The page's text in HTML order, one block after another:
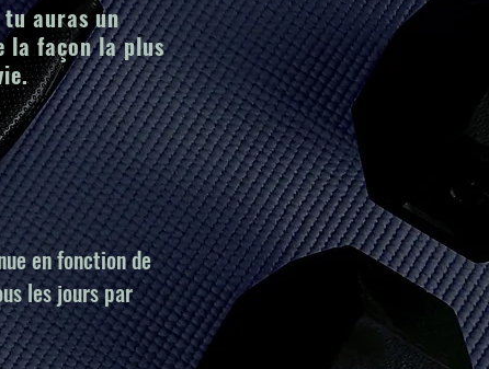
auras un
la façon la plus
en fonction de
les jours par